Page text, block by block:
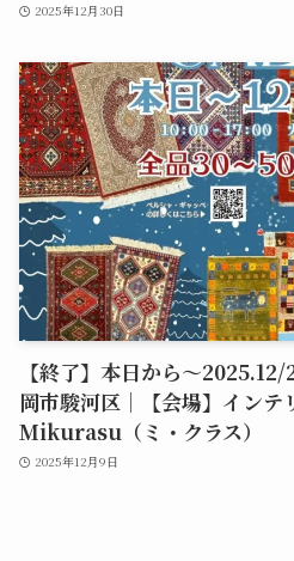
2025年12月30日
【終了】本日から～
岡市駿河区｜【会場】インテ
Mikurasu（ミ・クラス）
2025年12月9日